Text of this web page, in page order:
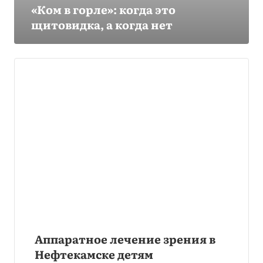
«Ком в горле»: когда это
щитовидка, а когда нет
Аппаратное лечение зрения в
Нефтекамске детям